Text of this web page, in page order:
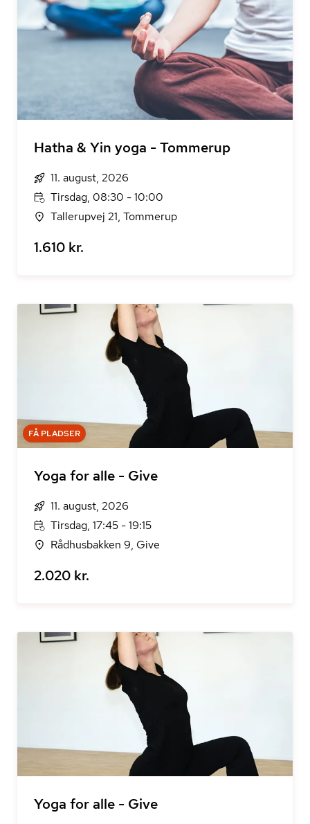
Hatha & Yin yoga - Tommerup
11. august, 2026
Tirsdag, 08:30 - 10:00
Tallerupvej 21, Tommerup
1.610 kr.
FÅ PLADSER
Yoga for alle - Give
11. august, 2026
Tirsdag, 17:45 - 19:15
Rådhusbakken 9, Give
2.020 kr.
Yoga for alle - Give